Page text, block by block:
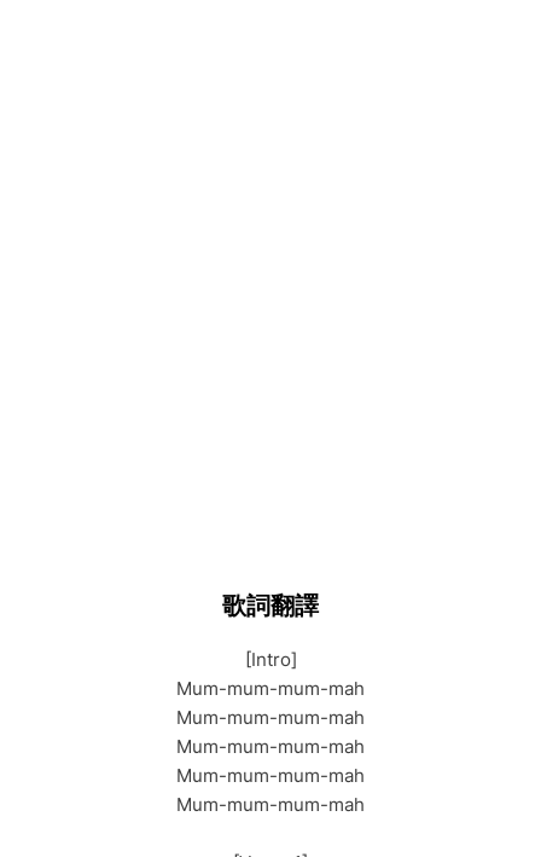
歌詞翻譯
[Intro]
Mum-mum-mum-mah
Mum-mum-mum-mah
Mum-mum-mum-mah
Mum-mum-mum-mah
Mum-mum-mum-mah